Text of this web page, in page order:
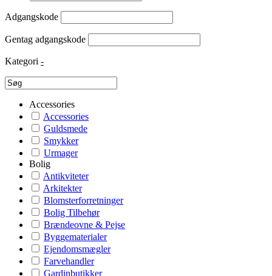
Adgangskode
Gentag adgangskode
Kategori -
Accessories
Accessories
Guldsmede
Smykker
Urmager
Bolig
Antikviteter
Arkitekter
Blomsterforretninger
Bolig Tilbehør
Brændeovne & Pejse
Byggematerialer
Ejendomsmægler
Farvehandler
Gardinbutikker